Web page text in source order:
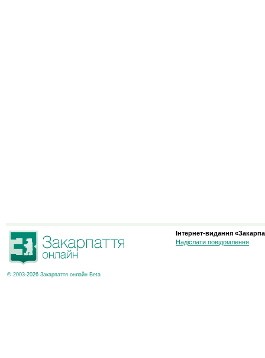
© 2003-2026 Закарпаття онлайн Beta
Інтернет-видання
Надіслати повідомлення